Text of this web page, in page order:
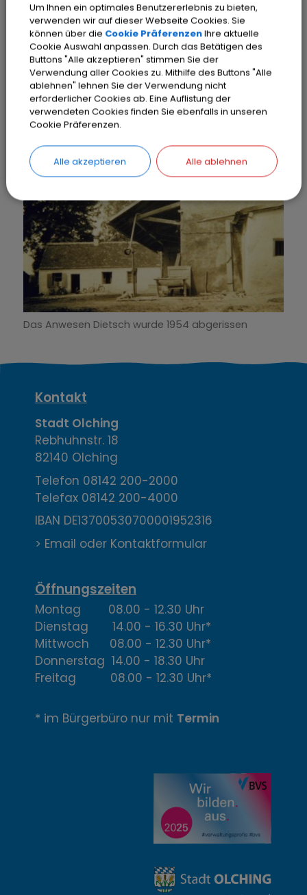
Postkarte aus der Zeit um 1900, als der Wirt Josef
Dietsch hieß
Das Anwesen Dietsch wurde 1954 abgerissen
K
o
n
t
a
k
,
Ö
f
f
n
u
Kontakt
Stadt Olching
Rebhuhnstr. 18
82140 Olching
Telefon 08142 200-2000
Telefax 08142 200-4000
IBAN DE13700530700001952316
> Email oder Kontaktformular
Öffnungszeiten
Montag 08.00 - 12.30 Uhr
Dienstag 14.00 - 16.30 Uhr*
Mittwoch 08.00 - 12.30 Uhr*
Donnerstag 14.00 - 18.30 Uhr
Freitag 08.00 - 12.30 Uhr*
* im Bürgerbüro nur mit Termin
Um Ihnen ein optimales Benutzererlebnis zu bieten,
verwenden wir auf dieser Webseite Cookies. Sie
können über die Cookie PräferenzenIhre aktuelle
Cookie Auswahl anpassen. Durch das Betätigen des
Buttons "Alle akzeptieren" stimmen Sie der
Verwendung aller Cookies zu. Mithilfe des Buttons "Alle
ablehnen" lehnen Sie der Verwendung nicht
erforderlicher Cookies ab. Eine Auflistung der
verwendeten Cookies finden Sie ebenfalls in unseren
Cookie Präferenzen.
Alle akzeptieren Alle ablehnen